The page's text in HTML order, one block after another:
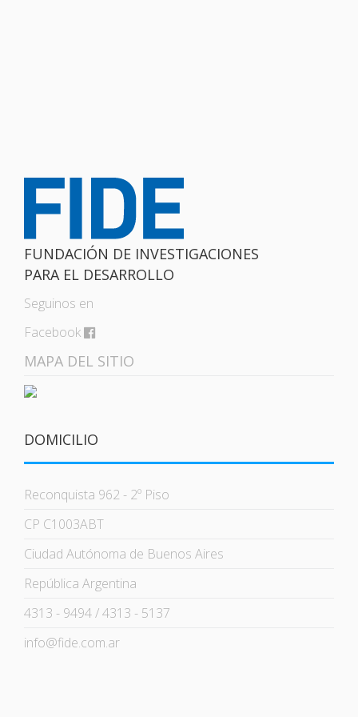
FUNDACIÓN DE INVESTIGACIONES
PARA EL DESARROLLO
Seguinos en
Facebook
MAPA DEL SITIO
DOMICILIO
Reconquista 962 - 2º Piso
CP C1003ABT
Ciudad Autónoma de Buenos Aires
República Argentina
4313 - 9494 / 4313 - 5137
info@fide.com.ar